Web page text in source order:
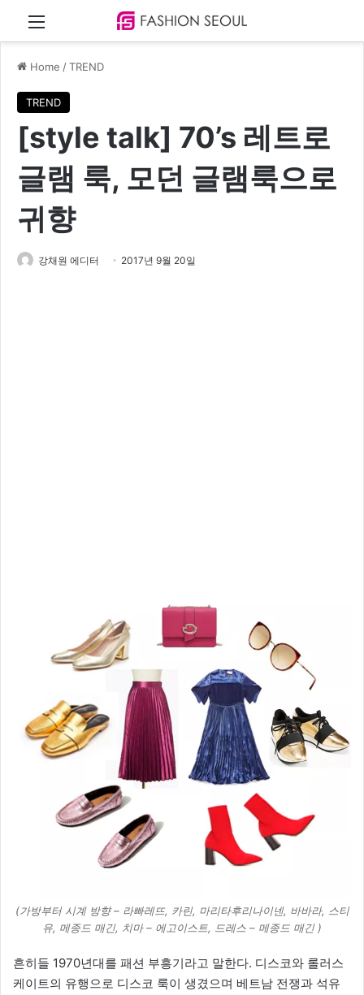
Home /TREND
TREND
[style talk] 70’s 레트로
글램 룩, 모던 글램룩으로
귀향
강채원 에디터 2017년 9월 20일
(가방부터 시계 방향 – 라빠레뜨, 카린, 마리타후리나이넨, 바바라, 스티
유, 메종드 매긴, 치마 – 에고이스트, 드레스 – 메종드 매긴 )
흔히들 1970년대를 패션 부흥기라고 말한다. 디스코와 롤러스
케이트의 유행으로 디스코 룩이 생겼으며 베트남 전쟁과 석유